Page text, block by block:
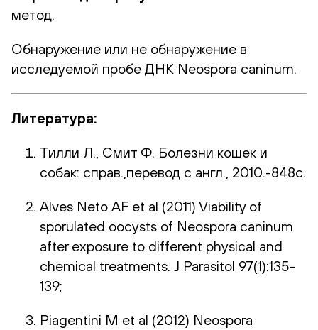
метод.
Обнаружение или не обнаружение в
исследуемой пробе ДНК Neospora caninum.
Литература:
Тилли Л., Смит Ф. Болезни кошек и
собак: справ.,перевод с англ., 2010.-848с.
Alves Neto AF et al (2011) Viability of
sporulated oocysts of Neospora caninum
after exposure to different physical and
chemical treatments. J Parasitol 97(1):135-
139;
Piagentini M et al (2012) Neospora